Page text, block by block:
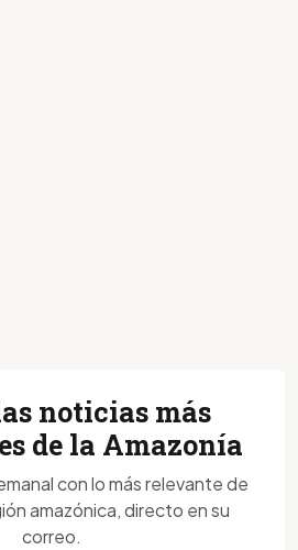
noticias más
de la Amazonía
con lo más relevante de
amazónica, directo en su
correo.